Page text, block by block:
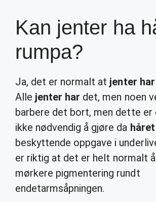
Kan jenter ha
rumpa?
Ja, det er normalt at jenter
Alle jenter har det, men noen
barbere det bort, men dette
ikke nødvendig å gjøre da
beskyttende oppgave i
er riktig at det er helt normalt å
mørkere pigmentering rundt
endetarmsåpningen.